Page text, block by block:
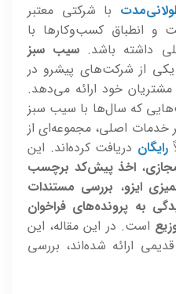
با شرکتی معتبر
و انطباق کسب‌وکارها با
داشته باشد. سیب سبز
از شرکت‌های پیشرو در
خود ارائه می‌دهد.
که سال‌ها با سیب سبز
خدمات اصلی، مجموعه‌ای از
رایگان دریافت کرده‌اند. این
، اخذ پیش‌کد برچسب
ایزو، بررسی مستندات
به پرونده‌های فراخوان
است. در این مقاله، این
ارائه شده‌اند، بررسی